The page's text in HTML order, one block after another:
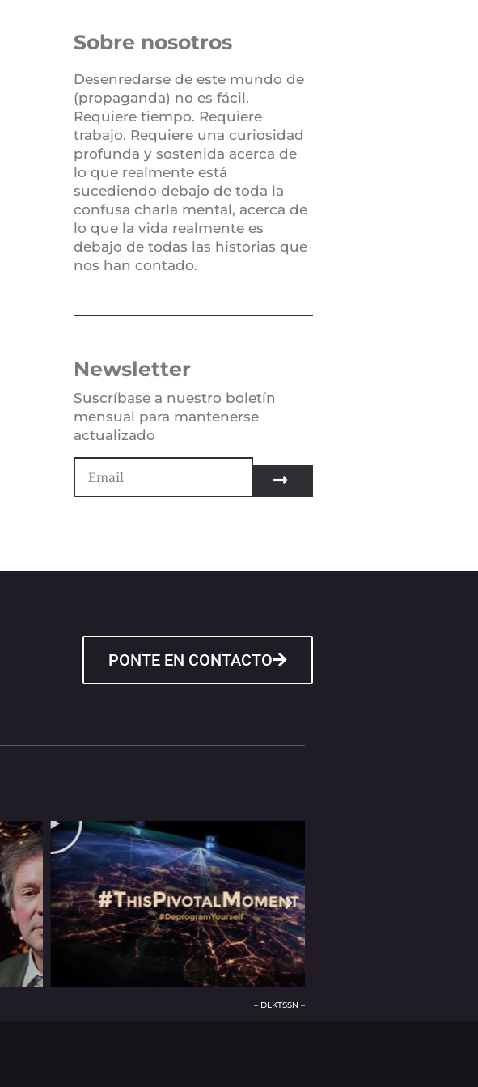
Sobre nosotros
Desenredarse de este mundo de
(propaganda) no es fácil.
Requiere tiempo. Requiere
trabajo. Requiere una curiosidad
profunda y sostenida acerca de
lo que realmente está
sucediendo debajo de toda la
confusa charla mental, acerca de
lo que la vida realmente es
debajo de todas las historias que
nos han contado.
Newsletter
Suscríbase a nuestro boletín
mensual para mantenerse
actualizado
PONTE EN CONTACTO
– DLKTSSN –